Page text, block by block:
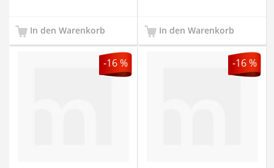
In den Warenkorb In den Warenkorb
-16 % -16 %